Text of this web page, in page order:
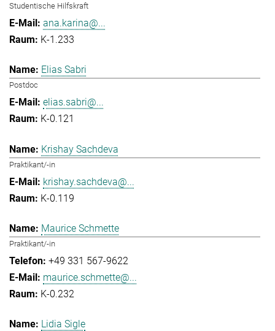
Studentische Hilfskraft
ana.karina@...
K-1.233
Elias Sabri
Postdoc
elias.sabri@...
K-0.121
Krishay Sachdeva
Praktikant/-in
krishay.sachdeva@...
K-0.119
Maurice Schmette
Praktikant/-in
+49 331 567-9622
maurice.schmette@...
K-0.232
Lidia Sigle